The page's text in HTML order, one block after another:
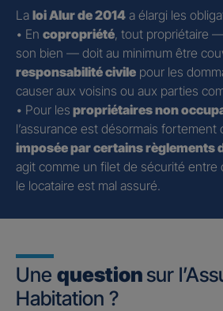
La loi Alur de 2014 a élargi les
• En copropriété, tout propriétaire
son bien — doit au minimum être
responsabilité civile pour les
causer aux voisins ou aux parties
• Pour les propriétaires non
l’assurance est désormais fortement
imposée par certains règlements
agit comme un filet de sécurité entre
le locataire est mal assuré.
Une question sur
Habitation ?